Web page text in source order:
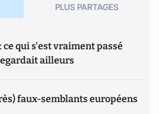
PLUS PARTAGES
ce qui s'est vraiment passé
ailleurs
faux-semblants européens